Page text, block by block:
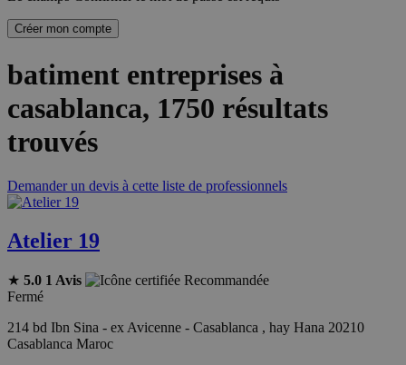
Créer mon compte
batiment entreprises à
casablanca, 1750 résultats
trouvés
Demander un devis à cette liste de professionnels
Atelier 19
★ 5.0 1 Avis
Recommandée
Fermé
214 bd Ibn Sina - ex Avicenne - Casablanca , hay Hana 20210
Casablanca Maroc